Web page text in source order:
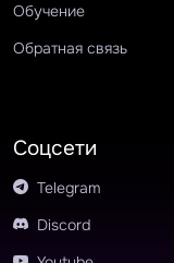
Обучение
Обратная связь
Соцсети
Telegram
Discord